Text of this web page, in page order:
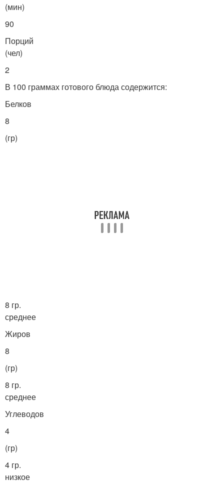
Говядина с солеными
Говядина в скороварке
Говядины с болгарским
(мин)
90
Порций
(чел)
2
В 100 граммах готового блюда содержится:
Белков
8
(гр)
8 гр.
среднее
Жиров
8
(гр)
8 гр.
среднее
Углеводов
4
(гр)
4 гр.
низкое